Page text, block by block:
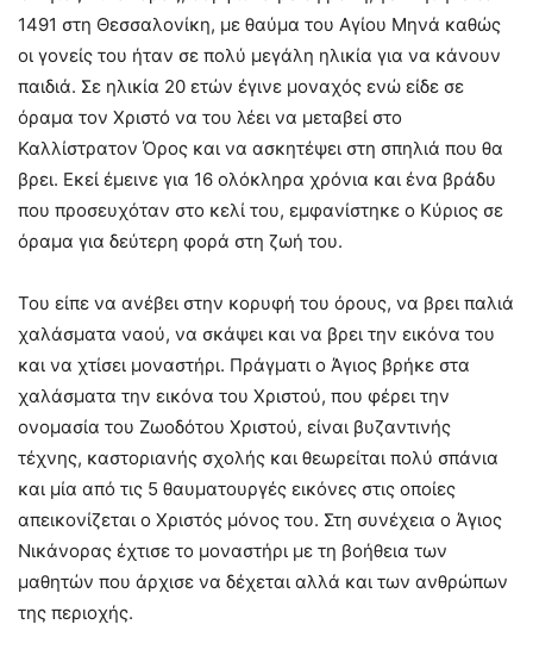
1491 στη Θεσσαλονίκη, με θαύμα του Αγίου Μηνά καθώς
οι γονείς του ήταν σε πολύ μεγάλη ηλικία για να κάνουν
παιδιά. Σε ηλικία 20 ετών έγινε μοναχός ενώ είδε σε
όραμα τον Χριστό να του λέει να μεταβεί στο
Καλλίστρατον Όρος και να ασκητέψει στη σπηλιά που θα
βρει. Εκεί έμεινε για 16 ολόκληρα χρόνια και ένα βράδυ
που προσευχόταν στο κελί του, εμφανίστηκε ο Κύριος σε
όραμα για δεύτερη φορά στη ζωή του.
Του είπε να ανέβει στην κορυφή του όρους, να βρει παλιά
χαλάσματα ναού, να σκάψει και να βρει την εικόνα του
και να χτίσει μοναστήρι. Πράγματι ο Άγιος βρήκε στα
χαλάσματα την εικόνα του Χριστού, που φέρει την
ονομασία του Ζωοδότου Χριστού, είναι βυζαντινής
τέχνης, καστοριανής σχολής και θεωρείται πολύ σπάνια
και μία από τις 5 θαυματουργές εικόνες στις οποίες
απεικονίζεται ο Χριστός μόνος του. Στη συνέχεια ο Άγιος
Νικάνορας έχτισε το μοναστήρι με τη βοήθεια των
μαθητών που άρχισε να δέχεται αλλά και των ανθρώπων
της περιοχής.